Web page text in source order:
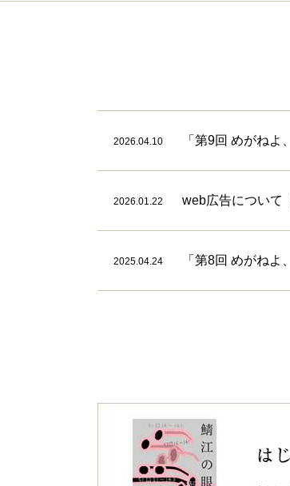
2026.04.10 「第9回 めがね
2026.01.22 web広告について
2025.04.24 「第8回 めがねよ